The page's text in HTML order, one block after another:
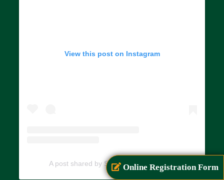
Online Registration Form
View this post on Instagram
A post shared by SIAR (@siarayurveda)